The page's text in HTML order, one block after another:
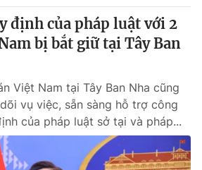
định của pháp luật với 2
bị bắt giữ tại Tây Ban
Việt Nam tại Tây Ban Nha cũng
vụ việc, sẵn sàng hỗ trợ công
của pháp luật sở tại và pháp...